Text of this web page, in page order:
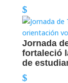
Jornada
fortaleció
de